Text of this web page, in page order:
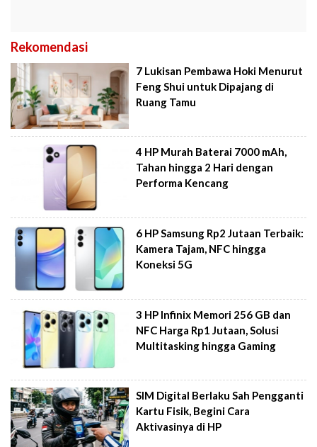
Rekomendasi
7 Lukisan Pembawa Hoki Menurut
Feng Shui untuk Dipajang di
Ruang Tamu
4 HP Murah Baterai 7000 mAh,
Tahan hingga 2 Hari dengan
Performa Kencang
6 HP Samsung Rp2 Jutaan Terbaik:
Kamera Tajam, NFC hingga
Koneksi 5G
3 HP Infinix Memori 256 GB dan
NFC Harga Rp1 Jutaan, Solusi
Multitasking hingga Gaming
SIM Digital Berlaku Sah Pengganti
Kartu Fisik, Begini Cara
Aktivasinya di HP